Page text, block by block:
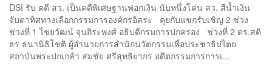
DSI รับ คดี สว. เป็นคดีพิเศษฐานฟอกเงิน นับหนึ่งโค่น สว. สีน้ำเงิน
จับตาทิศทางเลือกกรรมการองค์กรอิสระ คุยกับแขกรับเชิญ 2 ช่วง
ช่วงที่ 1 ไชยวัฒน์ จุนถิระพงศ์ อธิบดีกรมการปกครอง ช่วงที่ 2 ดร.สติ
ธร ธนานิธิโชติ ผู้อำนวยการสำนักนวัตกรรมเพื่อประชาธิปไตย
สถาบันพระปกเกล้า สมชัย ศรีสุทธิยากร อดีตกรรมการการเ...